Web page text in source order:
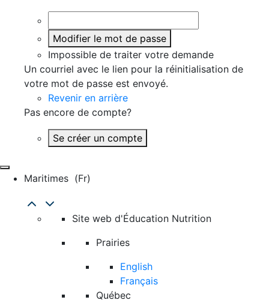
Modifier le mot de passe
Impossible de traiter votre demande
Un courriel avec le lien pour la réinitialisation de
votre mot de passe est envoyé.
Revenir en arrière
Pas encore de compte?
Se créer un compte
Maritimes (fr)
Site web d'Éducation Nutrition
Prairies
English
Français
Québec